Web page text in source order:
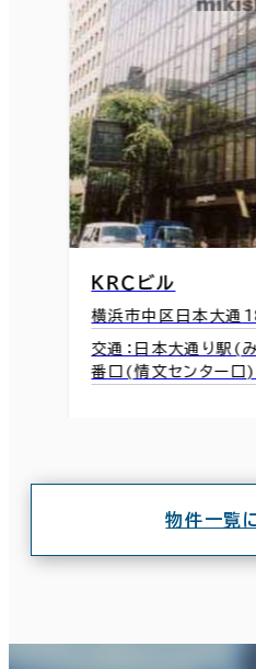
ＫＲＣビル
横浜市中区日本大通
交通：日本大通り駅(
番口(情文センター
物件一覧